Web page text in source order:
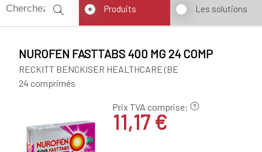
Produits Les solutions
NUROFEN FASTTABS 400 MG 24 COMP
RECKITT BENCKISER HEALTHCARE (BE
24 comprimés
Prix TVA comprise:
11,17 €